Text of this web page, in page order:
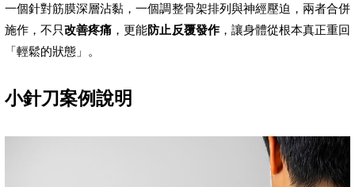
一個針對筋膜深層沾黏，一個調整骨架排列與神經壓迫，兩者合併
施作，不只改善疼痛 ，更能防止反覆發作，讓身體從根本真正重回
「輕鬆的狀態」。
小針刀案例說明